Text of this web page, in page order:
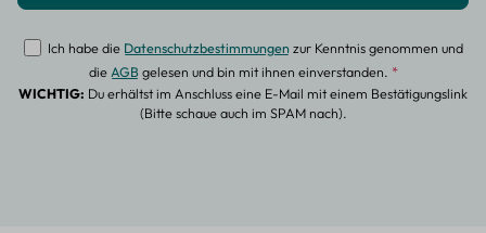
Ich habe die Datenschutzbestimmungenzur Kenntnis genommen und
dieAGBgelesen und bin mit ihnen einverstanden. *
WICHTIG: Du erhältst im Anschluss eine E-Mail mit einem Bestätigungslink
(Bitte schaue auch im SPAM nach).